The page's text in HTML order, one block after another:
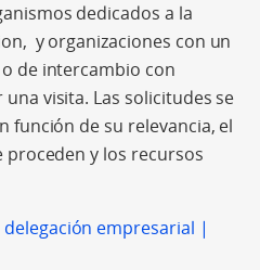
dedicados a la
y organizaciones con un
de intercambio con
visita. Las solicitudes se
función de su relevancia, el
y los recursos
empresarial |